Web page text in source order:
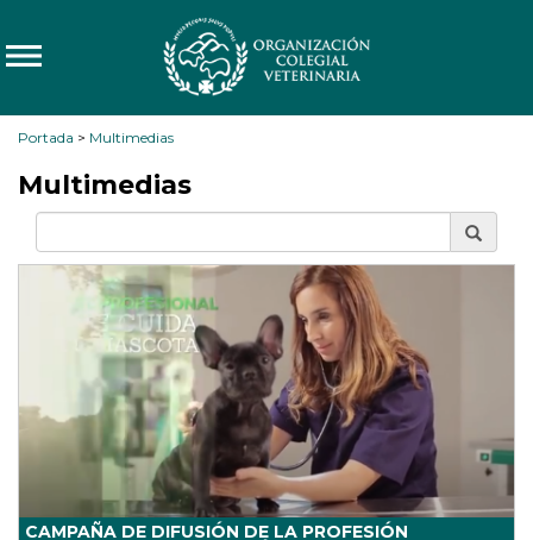
Portada > Multimedias
Multimedias
CAMPAÑA DE DIFUSIÓN DE LA PROFESIÓN